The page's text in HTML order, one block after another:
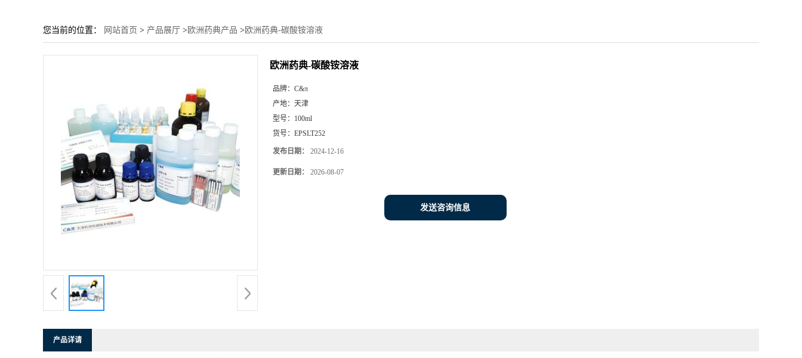
您当前的位置： 网站首页 > 产品展厅 >欧洲药典产品 >欧洲药典-碳酸铵溶液
欧洲药典-碳酸铵溶液
品牌： C&π
产地： 天津
型号： 100ml
货号： EPSLT252
发布日期： 2024-12-16
更新日期： 2026-08-07
发送咨询信息
产品详请